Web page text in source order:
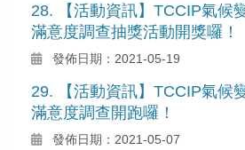
28. 【活動資訊】TCCIP氣候
滿意度調查抽獎活動開獎囉！
發佈日期：2021-05-19
29. 【活動資訊】TCCIP氣候
滿意度調查開跑囉！
發佈日期：2021-05-07